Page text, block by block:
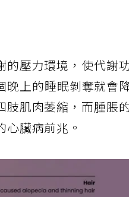
的壓力環境，使代謝
晚上的睡眠剝奪就會
肢肌肉萎縮，而腫脹
臟病前兆。